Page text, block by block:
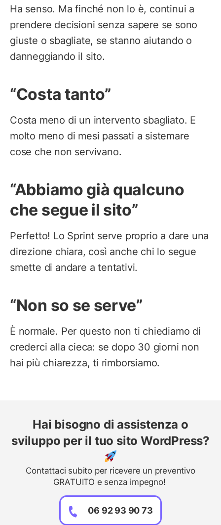
Ha senso. Ma finché non lo è, continui a
prendere decisioni senza sapere se sono
giuste o sbagliate, se stanno aiutando o
danneggiando il sito.
“Costa tanto”
Costa meno di un intervento sbagliato. E
molto meno di mesi passati a sistemare
cose che non servivano.
“Abbiamo già qualcuno
che segue il sito”
Perfetto! Lo Sprint serve proprio a dare una
direzione chiara, così anche chi lo segue
smette di andare a tentativi.
“Non so se serve”
È normale. Per questo non ti chiediamo di
crederci alla cieca: se dopo 30 giorni non
hai più chiarezza, ti rimborsiamo.
Hai bisogno di assistenza o
sviluppo per il tuo sito WordPress?
Contattaci subito per ricevere un preventivo
GRATUITO e senza impegno!
06 92 93 90 73